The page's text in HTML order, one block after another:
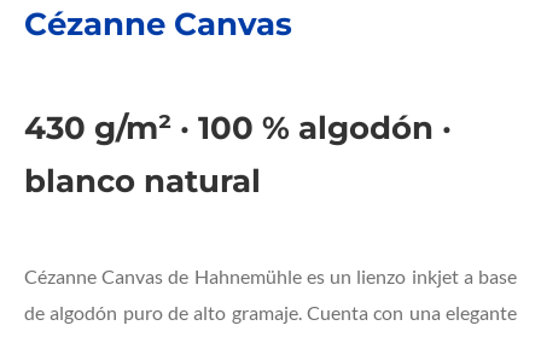
Cézanne Canvas
430 g/m² · 100 % algodón ·
blanco natural
Cézanne Canvas de Hahnemühle es un lienzo inkjet a base
de algodón puro de alto gramaje. Cuenta con una elegante